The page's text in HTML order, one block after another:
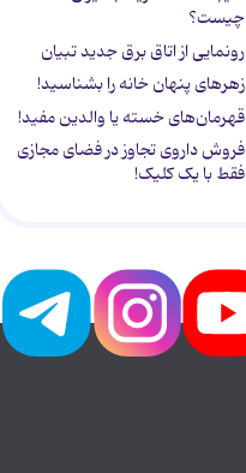
چیست؟
رونمایی از اتاق برق جدید تبیان
زهرهای پنهان خانه را بشناسید!
قهرمان‌های خسته یا والدین مفید!
فروش داروی تجاوز در فضای مجازی
فقط با یک کلیک!